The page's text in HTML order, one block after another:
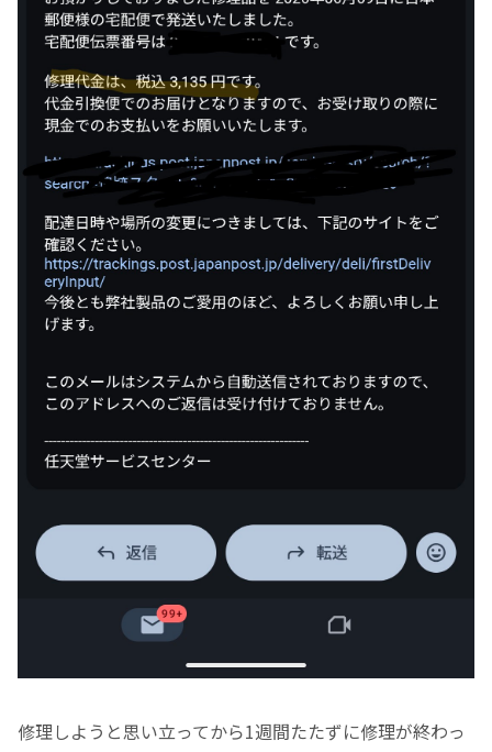
修理しようと思い立ってから1週間たたずに修理が終わっ